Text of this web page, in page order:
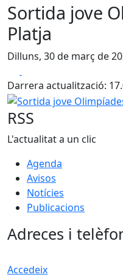
Sortida jove
Platja
Dilluns, 30 de març de
Darrera actualització:
Sortida jove Olimpíades
RSS
L'actualitat a un clic
Agenda
Avisos
Notícies
Publicacions
Adreces i
Accedeix